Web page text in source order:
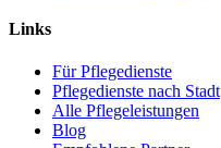
Links
Für Pflegedienste
Pflegedienste nach Stadt
Alle Pflegeleistungen
Blog